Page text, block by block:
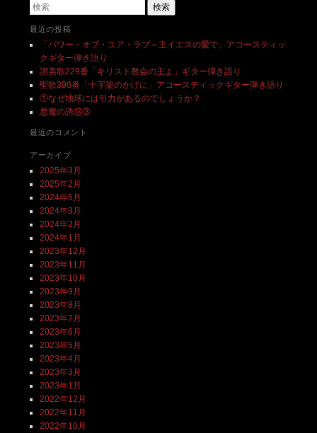
検索
最近の投稿
「パワー・オブ・ユア・ラブ～主イエスの愛で」アコースティッ
クギター弾き語り
讃美歌229番「キリスト教会の主よ」ギター弾き語り
聖歌396番「十字架のかげに」アコースティックギター弾き語り
①なぜ地球には引力があるのでしょうか？
悪魔の誘惑③
最近のコメント
アーカイブ
2025年3月
2025年2月
2024年5月
2024年3月
2024年2月
2024年1月
2023年12月
2023年11月
2023年10月
2023年9月
2023年8月
2023年7月
2023年6月
2023年5月
2023年4月
2023年3月
2023年1月
2022年12月
2022年11月
2022年10月